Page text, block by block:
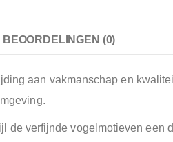
BEOORDELINGEN (0)
aan vakmanschap en
de verfijnde vogelmotieven